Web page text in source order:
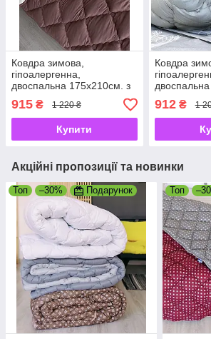
Ковдра зимова,
гіпоалергенна,
двоспальна 175х210см. з
якісним наповнювачем
холофайбер, виробник
Україна
915 ₴ 1 220 ₴
Купити
Ковдра
якісним
Україна
912₴ 1
Акційні пропозиції та новинки
Топ –30% Подарунок Топ